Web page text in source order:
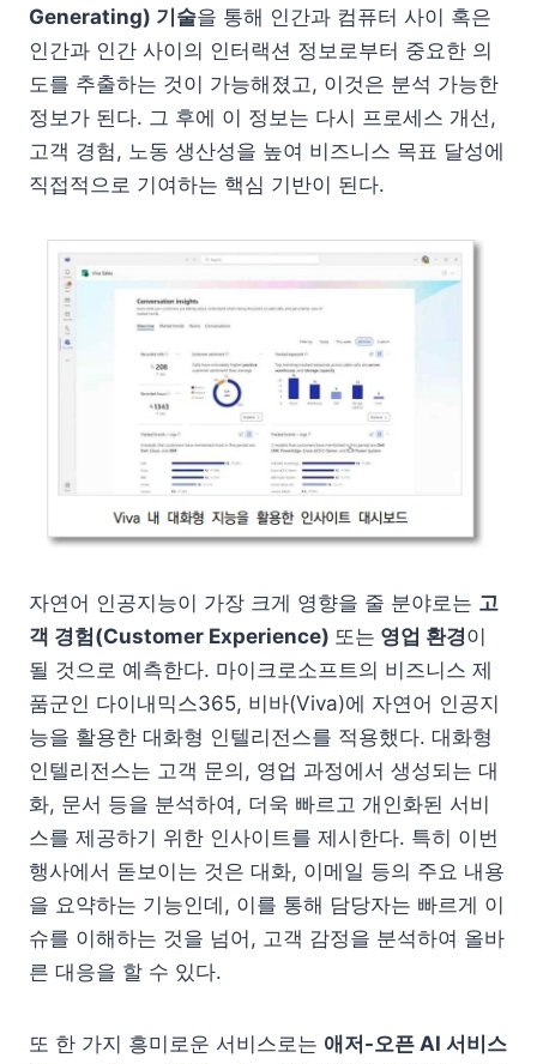
Generating) 기술을 통해 인간과 컴퓨터 사이 혹은
인간과 인간 사이의 인터랙션 정보로부터 중요한 의
도를 추출하는 것이 가능해졌고, 이것은 분석 가능한
정보가 된다. 그 후에 이 정보는 다시 프로세스 개선,
고객 경험, 노동 생산성을 높여 비즈니스 목표 달성에
직접적으로 기여하는 핵심 기반이 된다.
자연어 인공지능이 가장 크게 영향을 줄 분야로는 고
객 경험(Customer Experience) 또는 영업 환경이
될 것으로 예측한다. 마이크로소프트의 비즈니스 제
품군인 다이내믹스365, 비바(Viva)에 자연어 인공지
능을 활용한 대화형 인텔리전스를 적용했다. 대화형
인텔리전스는 고객 문의, 영업 과정에서 생성되는 대
화, 문서 등을 분석하여, 더욱 빠르고 개인화된 서비
스를 제공하기 위한 인사이트를 제시한다. 특히 이번
행사에서 돋보이는 것은 대화, 이메일 등의 주요 내용
을 요약하는 기능인데, 이를 통해 담당자는 빠르게 이
슈를 이해하는 것을 넘어, 고객 감정을 분석하여 올바
른 대응을 할 수 있다.
또 한 가지 흥미로운 서비스로는 애저-오픈 AI 서비스